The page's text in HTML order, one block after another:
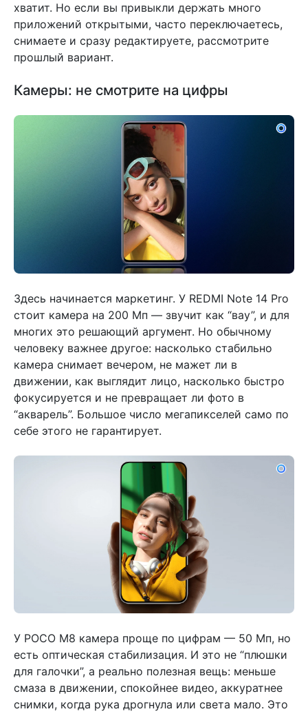
хватит. Но если вы привыкли держать много
приложений открытыми, часто переключаетесь,
снимаете и сразу редактируете, рассмотрите
прошлый вариант.
Камеры: не смотрите на цифры
Здесь начинается маркетинг. У REDMI Note 14 Pro
стоит камера на 200 Мп — звучит как “вау”, и для
многих это решающий аргумент. Но обычному
человеку важнее другое: насколько стабильно
камера снимает вечером, не мажет ли в
движении, как выглядит лицо, насколько быстро
фокусируется и не превращает ли фото в
“акварель”. Большое число мегапикселей само по
себе этого не гарантирует.
У POCO M8 камера проще по цифрам — 50 Мп, но
есть оптическая стабилизация. И это не “плюшки
для галочки”, а реально полезная вещь: меньше
смаза в движении, спокойнее видео, аккуратнее
снимки, когда рука дрогнула или света мало. Это